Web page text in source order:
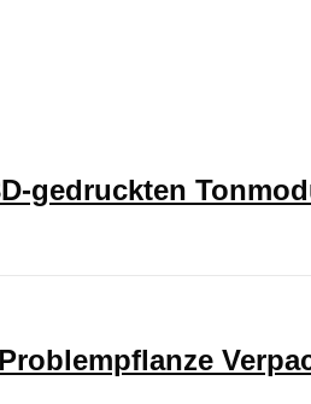
gedruckten